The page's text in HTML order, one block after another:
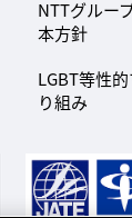
NTTグルー
本方針
LGBT等性
り組み